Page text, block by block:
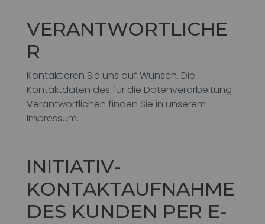
VERANTWORTLICHE
R
Kontaktieren Sie uns auf Wunsch. Die
Kontaktdaten des für die Datenverarbeitung
Verantwortlichen finden Sie in unserem
Impressum.
INITIATIV-
KONTAKTAUFNAHME
DES KUNDEN PER E-